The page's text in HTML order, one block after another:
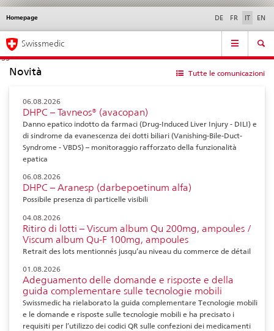
Navigazione
diretta:
novità,
aspetti
contatto
Novità &
norme
Contatto | Supporto &
aiuto
Homepage DE FR IT EN
Service
Navigation
Swissmedic
Novità Tutte le comunicazioni
06.08.2026
DHPC – Tavneos® (avacopan)
Danno epatico indotto da farmaci (Drug-Induced Liver Injury - DILI) e
di sindrome da evanescenza dei dotti biliari (Vanishing-Bile-Duct-
Syndrome - VBDS) – monitoraggio rafforzato della funzionalità
epatica
06.08.2026
DHPC – Aranesp (darbepoetinum alfa)
Possibile presenza di particelle visibili
04.08.2026
Ritiro di lotti – Viscum album Qu 200mg, ampoules /
Viscum album Qu-F 100mg, ampoules
Retrait des lots mentionnés jusqu’au niveau du commerce de détail
01.08.2026
Adeguamento delle domande e risposte e della
guida complementare sulle tecnologie mobili
Swissmedic ha rielaborato la guida complementare Tecnologie mobili
e le domande e risposte sulle tecnologie mobili e ha precisato i
requisiti per l’utilizzo dei codici QR sulle confezioni dei medicamenti